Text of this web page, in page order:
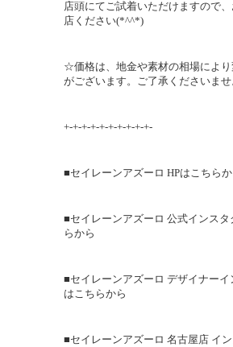
店頭にてご試着いただけますので
店ください(*^^*)
☆価格は、地金や素材の相場によ
がございます。ご了承くださいませ
+-+-+-+-+-+-+-+-+-+-
■セイレーンアズーロ HPはこちらか
■セイレーンアズーロ 公式インスタ
らから
■セイレーンアズーロ デザイナーイ
はこちらから
■︎セイレーンアズーロ 名古屋店 イ